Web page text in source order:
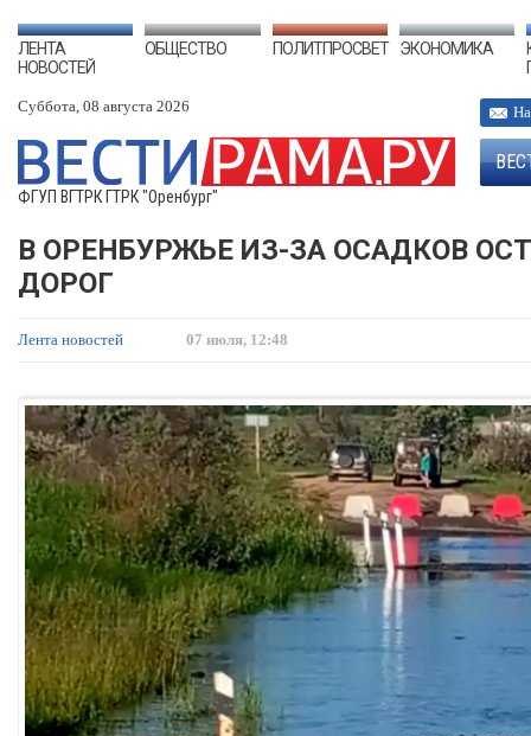
ЛЕНТА
НОВОСТЕЙ
ОБЩЕСТВО ПОЛИТПРОСВЕТ ЭКОНОМИКА
Суббота, 08 августа 2026
ФГУП ВГТРК ГТРК "Оренбург"
В ОРЕНБУРЖЬЕ ИЗ-ЗА ОСАДКОВ
ДОРОГ
Лента новостей 07 июля, 12:48